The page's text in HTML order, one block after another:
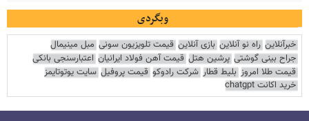
وبگردی
خبرآنلاین راه نو آنلاین بازی آنلاین قیمت تلویزیون سونی مبل مینیمال
جراح بینی گوشتی پرشین هتل قیمت آهن فولاد ایرانیان اعتبارسنجی بانکی
قیمت طلا امروز بلیط قطار شرکت رادوکو قیمت پروفیل سایت یوتوتایمز
خرید اکانت chatgpt